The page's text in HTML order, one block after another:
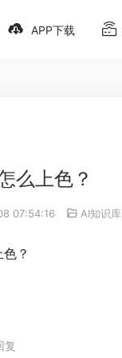
APP下载
么上色？
07:54:16 AI知识库
？
复